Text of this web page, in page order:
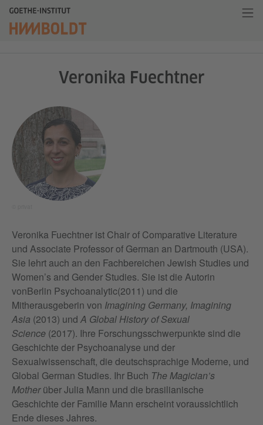
Veronika Fuechtner
Veronika Fuechtner ist Chair of Comparative Literature
und Associate Professor of German an Dartmouth (USA).
Sie lehrt auch an den Fachbereichen Jewish Studies und
Women’s and Gender Studies. Sie ist die Autorin
vonBerlin Psychoanalytic(2011) und die
Mitherausgeberin von Imagining Germany, Imagining
Asia (2013) und A Global History of Sexual
Science (2017). Ihre Forschungsschwerpunkte sind die
Geschichte der Psychoanalyse und der
Sexualwissenschaft, die deutschsprachige Moderne, und
Global German Studies. Ihr Buch The Magician’s
Motherüber Julia Mann und die brasilianische
Geschichte der Familie Mann erscheint voraussichtlich
Ende dieses Jahres.